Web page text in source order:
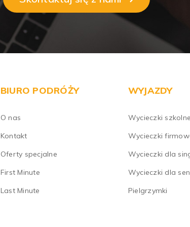
BIURO PODRÓŻY
O nas
Kontakt
Oferty specjalne
First Minute
Last Minute
WYJAZDY
Wycieczki szkolne
Wycieczki
Wycieczki dla
Wycieczki dla
Pielgrzymki